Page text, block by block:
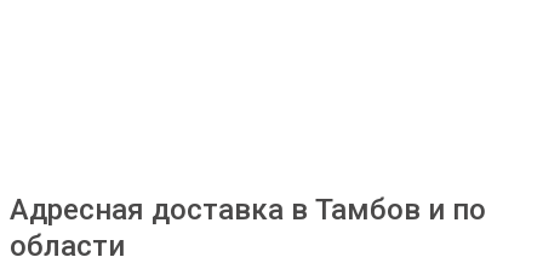
Адресная доставка в Тамбов и по
области